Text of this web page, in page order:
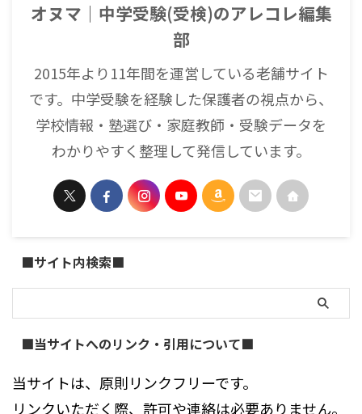
オヌマ｜中学受験(受検)のアレコレ編集
部
2015年より11年間を運営している老舗サイト
です。中学受験を経験した保護者の視点から、
学校情報・塾選び・家庭教師・受験データを
わかりやすく整理して発信しています。
■サイト内検索■
■当サイトへのリンク・引用について■
当サイトは、原則リンクフリーです。
リンクいただく際、許可や連絡は必要ありません。